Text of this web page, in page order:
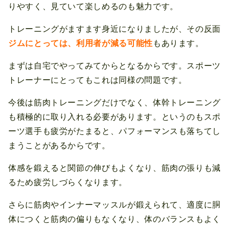
りやすく、見ていて楽しめるのも魅力です。
トレーニングがますます身近になりましたが、その反面
ジムにとっては、利用者が減る可能性 もあります。
まずは自宅でやってみてからとなるからです。スポーツ
トレーナーにとってもこれは同様の問題です。
今後は筋肉トレーニングだけでなく、体幹トレーニング
も積極的に取り入れる必要があります。というのもスポ
ーツ選手も疲労がたまると、パフォーマンスも落ちてし
まうことがあるからです。
体感を鍛えると関節の伸びもよくなり、筋肉の張りも減
るため疲労しづらくなります。
さらに筋肉やインナーマッスルが鍛えられて、適度に胴
体につくと筋肉の偏りもなくなり、体のバランスもよく